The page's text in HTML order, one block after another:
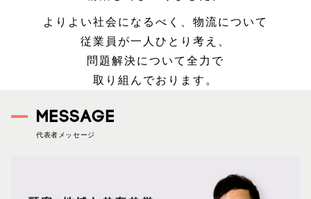
よりよい社会になるべく、物流について
従業員が一人ひとり考え、
問題解決について全力で
取り組んでおります。
MESSAGE
代表者メッセージ